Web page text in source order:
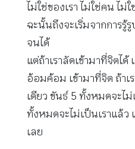
ไม่ใช่ของเรา ไม่ใช่คน ไม่ใ
ฉะนั้นถึงจะเริ่มจากการรู้
จนได้
แต่ถ้าเราลัดเข้ามาที่จิตได้
อ้อมค้อม เข้ามาที่จิต ถ้าเ
เดียว ขันธ์ 5 ทั้งหมดจะไ
ทั้งหมดจะไม่เป็นเราแล้ว
เลย